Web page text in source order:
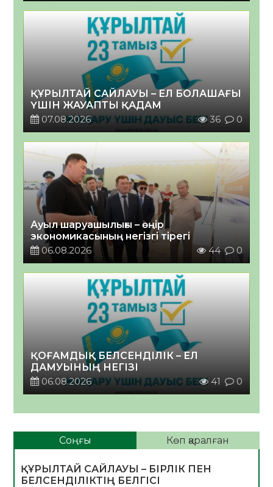
ҚҰРЫЛТАЙ САЙЛАУЫ – ЕЛ БОЛАШАҒЫ
ҮШІН ЖАУАПТЫ ҚАДАМ
07.08.2026
36 0
Ауыл шаруашылығы – өңір
экономикасының негізгі тірегі
06.08.2026
44 0
ҚОҒАМДЫҚ БЕЛСЕНДІЛІК – ЕЛ
ДАМУЫНЫҢ НЕГІЗІ
06.08.2026
41 0
Соңғы Көп қаралған
ҚҰРЫЛТАЙ САЙЛАУЫ – БІРЛІК ПЕН
БЕЛСЕНДІЛІКТІҢ БЕЛГІСІ